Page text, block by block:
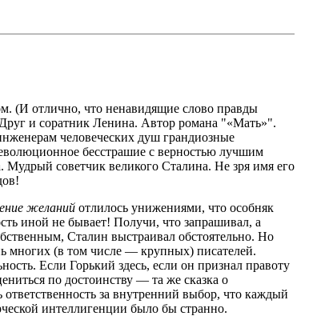
(И отлично, что ненавидящие слово правды
и соратник Ленина. Автор романа "«Мать»".
человеческих душ грандиозные
бесстрашие с верностью лучшим
советчик великого Сталина. Не зря имя его
желаний отлилось унижениями, что особняк
иной не бывает! Получи, что запрашивал, а
Сталин выстраивал обстоятельно. Но
многих (в том числе — крупных) писателей.
Если Горький здесь, если он признал правоту
по достоинству — та же сказка о
за внутренний выбор, что каждый
интеллигенции было бы странно.